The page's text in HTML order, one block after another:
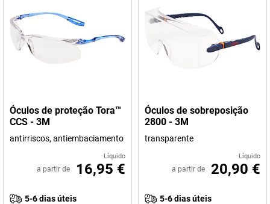
Óculos de proteção Tora™
CCS - 3M
antirriscos, antiembaciamento
Líquido
a partir de 16,95 €
5-6 dias úteis
Óculos de sobreposição
2800 - 3M
transparente
Líquido
a partir de 20,90 €
5-6 dias úteis